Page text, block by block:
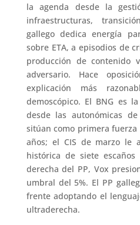
la agenda desde la
infraestructuras,
gallego dedica energía
sobre ETA, a episodios de
producción de contenido
adversario. Hace
explicación más
demoscópico. El BNG es
desde las autonómicas
sitúan como primera
años; el CIS de marzo le
histórica de siete
derecha del PP, Vox
umbral del 5%. El PP
frente adoptando el
ultraderecha.